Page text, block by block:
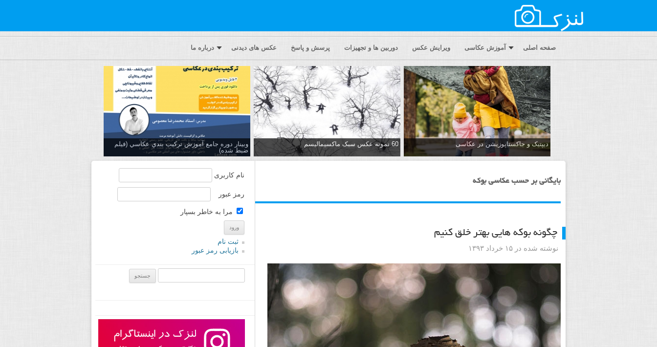
صفحه اصلی آموزش عکاسی ویرایش عکس دوربین ها و تجهیزات پرسش و پاسخ عکس های دیدنی درباره ما
دیپتیک و جاکستا‌پوزیشن در عکاسی 60 نمونه عکس سبک ماکسیمالیسم
وبینار دوره جامع آموزش تركيب بندي عكاسي (فیلم
ضبط شده)
بایگانی بر حسب عکاسی بوکه
چگونه بوکه هایی بهتر خلق کنیم
نوشته شده در ۱۵ خرداد ۱۳۹۳
نام کاربری
رمز عبور
مرا به خاطر بسپار
ثبت نام
بازیابی رمز عبور